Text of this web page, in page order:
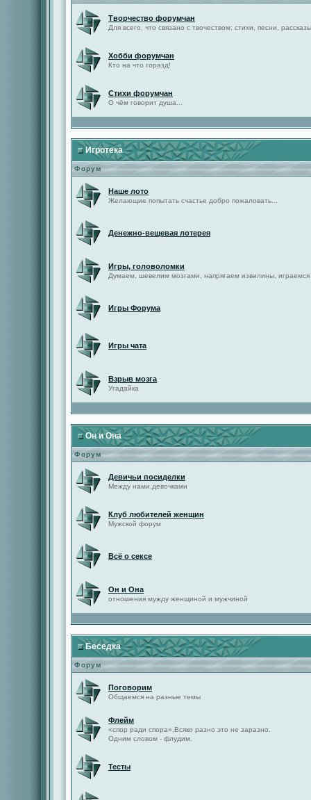
Творчество форумчан
Для всего, что связано с твочеством: стихи, песни,
Хобби форумчан
Кто на что горазд!
Стихи форумчан
О чём говорит душа...
Игротека
Форум
Наше лото
Желающие попытать счастье добро пожаловать...
Денежно-вещевая лотерея
Игры, головоломки
Думаем, шевелим мозгами, напрягаем извилины,
Игры Форума
Игры чата
Взрыв мозга
Угадайка
Он и Она
Форум
Девичьи посиделки
Между нами,девочками
Клуб любителей женщин
Мужской форум
Всё о сексе
Он и Она
отношения мужду женщиной и мужчиной
Беседка
Форум
Поговорим
Общаемся на разные темы
Флейм
«спор ради спора»,Всяко разно это не заразно.
Одним словом - флудим.
Тесты